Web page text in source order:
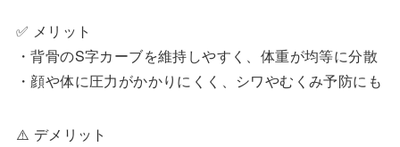
✅ メリット
・背骨のS字カーブを維持しやすく、体重が均等に分散
・顔や体に圧力がかかりにくく、シワやむくみ予防にも
⚠️ デメリット